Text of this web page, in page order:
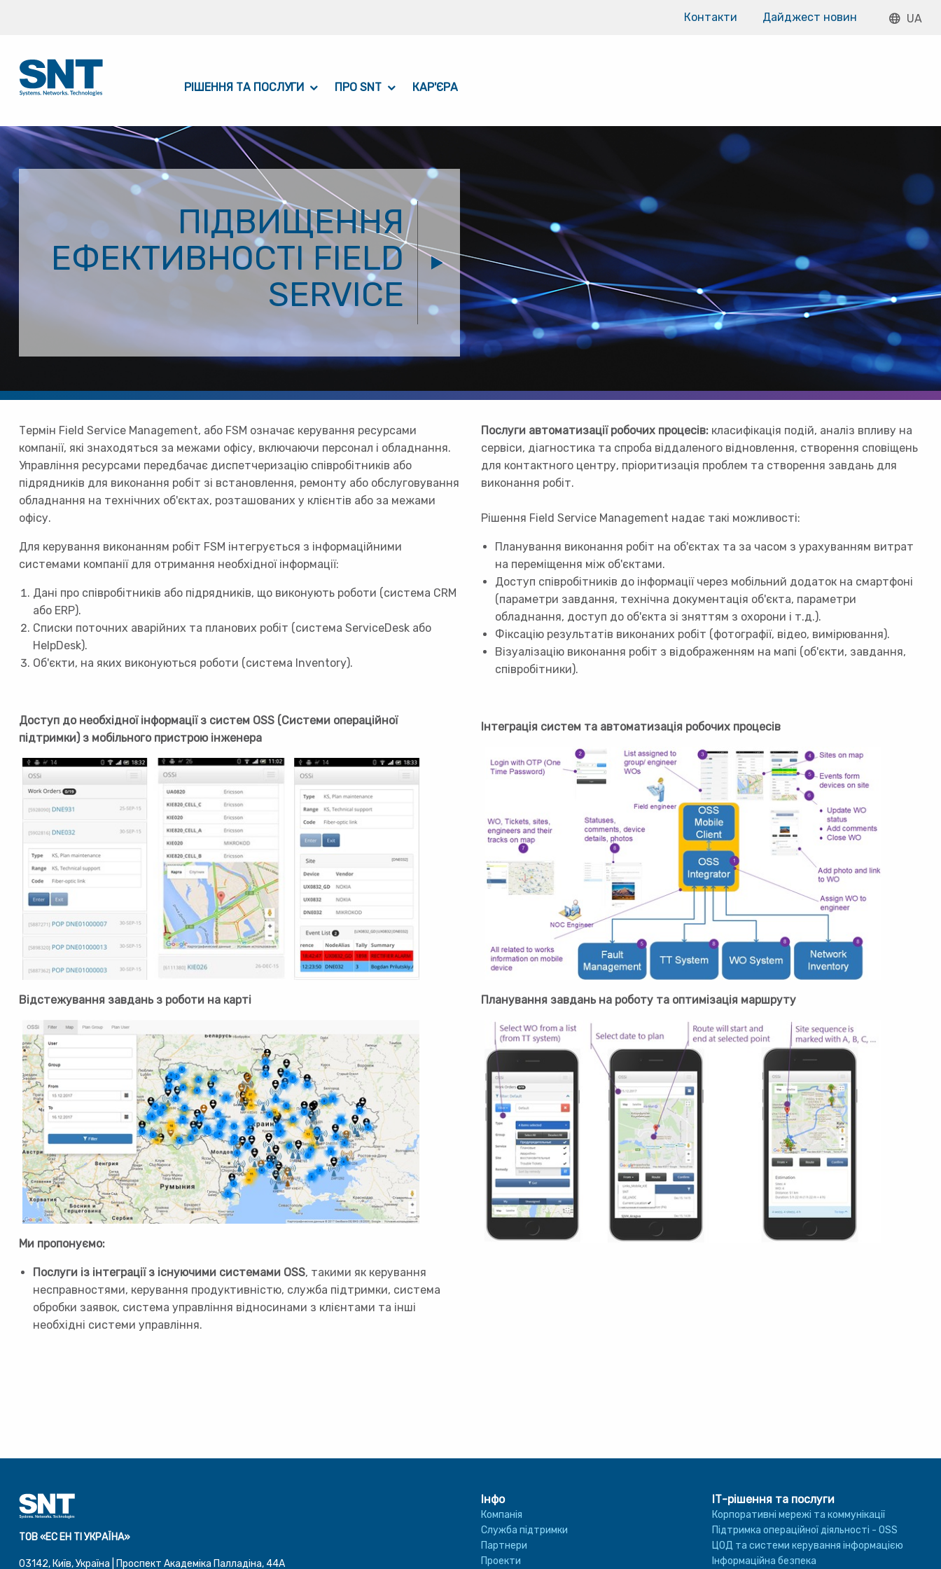
Контакти Дайджест новин UA
РІШЕННЯ ТА ПОСЛУГИ ПРО SNT КАР'ЄРА
ПІДВИЩЕННЯ
ЕФЕКТИВНОСТІ FIELD
SERVICE
Термін Field Service Management, або FSM означає керування ресурсами
компанії, які знаходяться за межами офісу, включаючи персонал і обладнання.
Управління ресурсами передбачає диспетчеризацію співробітників або
підрядників для виконання робіт зі встановлення, ремонту або обслуговування
обладнання на технічних об'єктах, розташованих у клієнтів або за межами
офісу.
Для керування виконанням робіт FSM інтегрується з інформаційними
системами компанії для отримання необхідної інформації:
Дані про співробітників або підрядників, що виконують роботи (система CRM
або ERP).
Списки поточних аварійних та планових робіт (система ServiceDesk або
HelpDesk).
Об'єкти, на яких виконуються роботи (система Inventory).
Доступ до необхідної інформації з систем OSS (Системи операційної
підтримки) з мобільного пристрою інженера
Відстежування завдань з роботи на карті
Ми пропонуємо:
Послуги із інтеграції з існуючими системами OSS, такими як керування
несправностями, керування продуктивністю, служба підтримки, система
обробки заявок, система управління відносинами з клієнтами та інші
необхідні системи управління.
Послуги автоматизації робочих процесів: класифікація подій, аналіз впливу на
сервіси, діагностика та спроба віддаленого відновлення, створення сповіщень
для контактного центру, пріоритизація проблем та створення завдань для
виконання робіт.
Рішення Field Service Management надає такі можливості:
Планування виконання робіт на об'єктах та за часом з урахуванням витрат
на переміщення між об'єктами.
Доступ співробітників до інформації через мобільний додаток на смартфоні
(параметри завдання, технічна документація об'єкта, параметри
обладнання, доступ до об'єкта зі зняттям з охорони і т.д.).
Фіксацію результатів виконаних робіт (фотографії, відео, вимірювання).
Візуалізацію виконання робіт з відображенням на мапі (об'єкти, завдання,
співробітники).
Інтеграція систем та автоматизація робочих процесів
Планування завдань на роботу та оптимізація маршруту
ТОВ «ЕС ЕН ТІ УКРАЇНА»
03142, Київ, Україна | Проспект Академіка Палладіна, 44A
Інфо
Компанія
Служба підтримки
Партнери
Проекти
ІТ-рішення та послуги
Корпоративні мережі та коммунікації
Підтримка операційної діяльності - OSS
ЦОД та системи керування інформацією
Інформаційна безпека